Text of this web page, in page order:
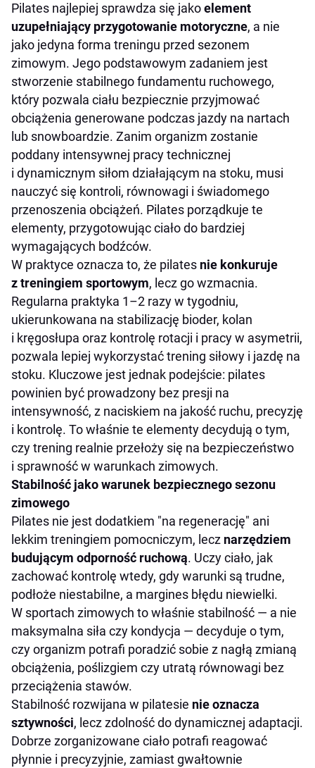
Pilates najlepiej sprawdza się jakoelement
uzupełniający przygotowanie motoryczne, a nie
jako jedyna forma treningu przed sezonem
zimowym. Jego podstawowym zadaniem jest
stworzenie stabilnego fundamentu ruchowego,
który pozwala ciału bezpiecznie przyjmować
obciążenia generowane podczas jazdy na nartach
lub snowboardzie. Zanim organizm zostanie
poddany intensywnej pracy technicznej
i dynamicznym siłom działającym na stoku, musi
nauczyć się kontroli, równowagi i świadomego
przenoszenia obciążeń. Pilates porządkuje te
elementy, przygotowując ciało do bardziej
wymagających bodźców.
W praktyce oznacza to, że pilates nie konkuruje
z treningiem sportowym, lecz go wzmacnia.
Regularna praktyka 1–2 razy w tygodniu,
ukierunkowana na stabilizację bioder, kolan
i kręgosłupa oraz kontrolę rotacji i pracy w asymetrii,
pozwala lepiej wykorzystać trening siłowy i jazdę na
stoku. Kluczowe jest jednak podejście: pilates
powinien być prowadzony bez presji na
intensywność, z naciskiem na jakość ruchu, precyzję
i kontrolę. To właśnie te elementy decydują o tym,
czy trening realnie przełoży się na bezpieczeństwo
i sprawność w warunkach zimowych.
Stabilność jako warunek bezpiecznego sezonu
zimowego
Pilates nie jest dodatkiem "na regenerację" ani
lekkim treningiem pomocniczym, lecz narzędziem
budującym odporność ruchową. Uczy ciało, jak
zachować kontrolę wtedy, gdy warunki są trudne,
podłoże niestabilne, a margines błędu niewielki.
W sportach zimowych to właśnie stabilność — a nie
maksymalna siła czy kondycja — decyduje o tym,
czy organizm potrafi poradzić sobie z nagłą zmianą
obciążenia, poślizgiem czy utratą równowagi bez
przeciążenia stawów.
Stabilność rozwijana w pilatesie nie oznacza
sztywności, lecz zdolność do dynamicznej adaptacji.
Dobrze zorganizowane ciało potrafi reagować
płynnie i precyzyjnie, zamiast gwałtownie